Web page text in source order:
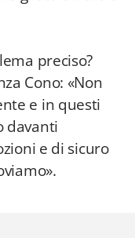
preciso?
Cono: «Non
e in questi
davanti
e di sicuro